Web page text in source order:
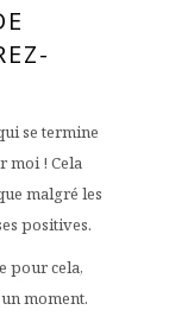
se termine
moi ! Cela
malgré les
positives.
pour cela,
moment.